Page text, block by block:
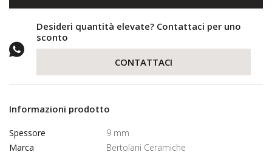
Desideri quantità elevate? Contattaci per uno
sconto
CONTATTACI
Informazioni prodotto
Spessore
9 mm
Marca
Bertolani Ceramiche